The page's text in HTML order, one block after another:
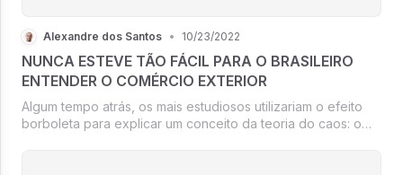
Alexandre dos Santos • 10/23/2022
NUNCA ESTEVE TÃO FÁCIL PARA O BRASILEIRO
ENTENDER O COMÉRCIO EXTERIOR
Algum tempo atrás, os mais estudiosos utilizariam o efeito
borboleta para explicar um conceito da teoria do caos: o